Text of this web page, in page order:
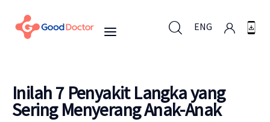
ENG
Inilah 7 Penyakit Langka yang
Sering Menyerang Anak-Anak